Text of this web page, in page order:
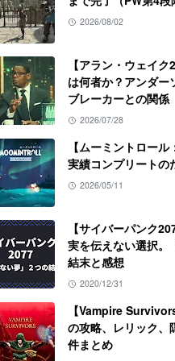
2026/08/02
【アラン・ウェイ
は何者か？アンダー
ブレーカーとの関係
2026/07/28
【ムーミントロール
実績コンプリートの
2026/05/11
【サイバーパンク
実を伝えない選択。
結末と感想
2020/12/31
【Vampire
の攻略、レリック、
件まとめ